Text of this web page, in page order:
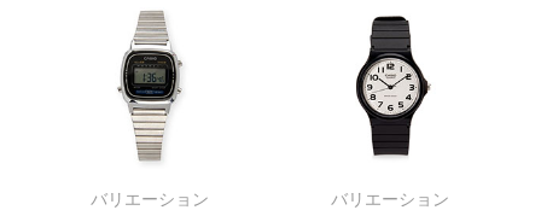
バリエーション
バリエーション